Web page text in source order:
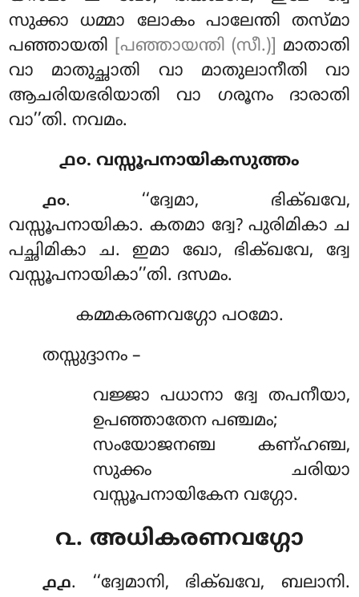
സുക്കാ ധമ്മാ ലോകം പാലേന്തി തസ്മാ
പഞ്ഞായതി
[പഞ്ഞായന്തി (സീ.)]
മാതാതി
വാ മാതുച്ഛാതി വാ മാതുലാനീതി വാ
ആചരിയഭരിയാതി വാ ഗരൂനം ദാരാതി
വാ’’തി. നവമം.
൧൦. വസ്സൂപനായികസുത്തം
൧൦. ‘‘ദ്വേമാ, ഭിക്ഖവേ,
വസ്സൂപനായികാ. കതമാ ദ്വേ? പുരിമികാ ച
പച്ഛിമികാ ച. ഇമാ ഖോ, ഭിക്ഖവേ, ദ്വേ
വസ്സൂപനായികാ’’തി. ദസമം.
കമ്മകരണവഗ്ഗോ പഠമോ.
തസ്സുദ്ദാനം –
വജ്ജാ പധാനാ ദ്വേ തപനീയാ,
ഉപഞ്ഞാതേന പഞ്ചമം;
സംയോജനഞ്ച കണ്ഹഞ്ച,
സുക്കം ചരിയാ
വസ്സൂപനായികേന വഗ്ഗോ.
൨. അധികരണവഗ്ഗോ
൧൧. ‘‘ദ്വേമാനി, ഭിക്ഖവേ, ബലാനി.